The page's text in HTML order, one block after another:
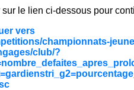
le lien ci-dessous pour
vers
championnats-
club/?